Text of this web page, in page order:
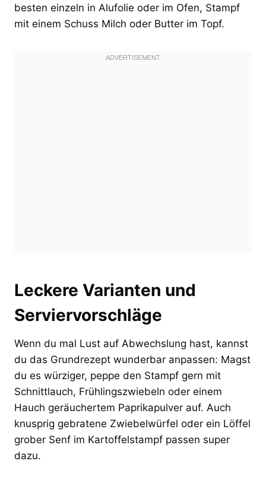
besten einzeln in Alufolie oder im Ofen, Stampf
mit einem Schuss Milch oder Butter im Topf.
Leckere Varianten und
Serviervorschläge
Wenn du mal Lust auf Abwechslung hast, kannst
du das Grundrezept wunderbar anpassen: Magst
du es würziger, peppe den Stampf gern mit
Schnittlauch, Frühlingszwiebeln oder einem
Hauch geräuchertem Paprikapulver auf. Auch
knusprig gebratene Zwiebelwürfel oder ein Löffel
grober Senf im Kartoffelstampf passen super
dazu.